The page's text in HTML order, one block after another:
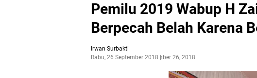
Pemilu 2019 Wabup H
Berpecah Belah Karena
Irwan Surbakti
Rabu, 26 September 2018September 26, 2018